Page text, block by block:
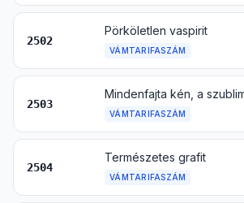
2502
Pörköletlen vaspirit
VÁMTARIFASZÁM
2503
VÁMTARIFASZÁM
2504
Természetes grafit
VÁMTARIFASZÁM